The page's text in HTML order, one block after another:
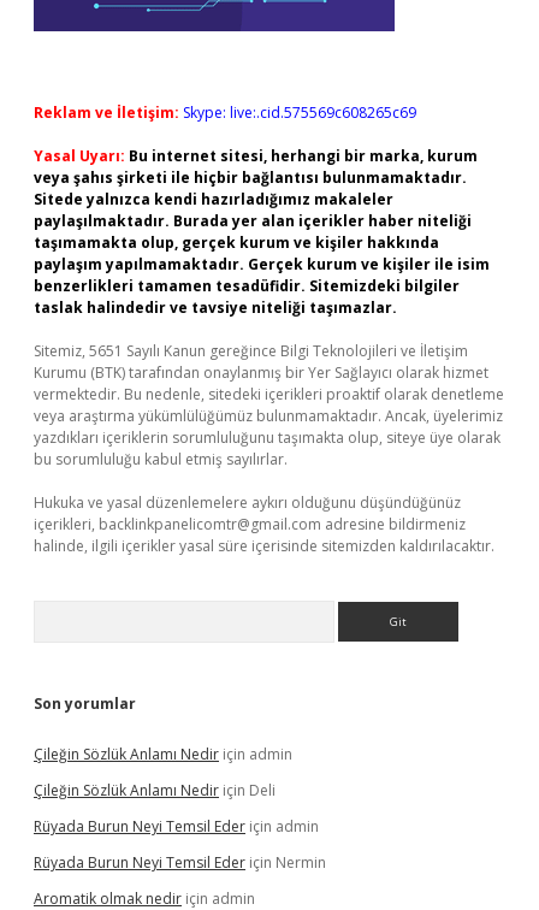
Reklam ve İletişim: Skype: live:.cid.575569c608265c69
Yasal Uyarı: Bu internet sitesi, herhangi bir marka, kurum
veya şahıs şirketi ile hiçbir bağlantısı bulunmamaktadır.
Sitede yalnızca kendi hazırladığımız makaleler
paylaşılmaktadır. Burada yer alan içerikler haber niteliği
taşımamakta olup, gerçek kurum ve kişiler hakkında
paylaşım yapılmamaktadır. Gerçek kurum ve kişiler ile isim
benzerlikleri tamamen tesadüfidir. Sitemizdeki bilgiler
taslak halindedir ve tavsiye niteliği taşımazlar.
Sitemiz, 5651 Sayılı Kanun gereğince Bilgi Teknolojileri ve İletişim
Kurumu (BTK) tarafından onaylanmış bir Yer Sağlayıcı olarak hizmet
vermektedir. Bu nedenle, sitedeki içerikleri proaktif olarak denetleme
veya araştırma yükümlülüğümüz bulunmamaktadır. Ancak, üyelerimiz
yazdıkları içeriklerin sorumluluğunu taşımakta olup, siteye üye olarak
bu sorumluluğu kabul etmiş sayılırlar.
Hukuka ve yasal düzenlemelere aykırı olduğunu düşündüğünüz
içerikleri, backlinkpanelicomtr@gmail.com adresine bildirmeniz
halinde, ilgili içerikler yasal süre içerisinde sitemizden kaldırılacaktır.
Son yorumlar
Çileğin Sözlük Anlamı Nedir için admin
Çileğin Sözlük Anlamı Nedir için Deli
Rüyada Burun Neyi Temsil Eder için admin
Rüyada Burun Neyi Temsil Eder için Nermin
Aromatik olmak nedir için admin